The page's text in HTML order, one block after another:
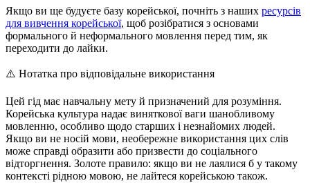
Якщо ви ще будуєте базу корейської, почніть з наших ресурсів
для вивчення корейської, щоб розібратися з основами
формального й неформального мовлення перед тим, як
переходити до лайки.
⚠️ Нотатка про відповідальне використання
Цей гід має навчальну мету й призначений для розуміння.
Корейська культура надає виняткової ваги шанобливому
мовленню, особливо щодо старших і незнайомих людей.
Якщо ви не носій мови, необережне використання цих слів
може справді образити або призвести до соціального
відторгнення. Золоте правило: якщо ви не лаялися б у такому
контексті рідною мовою, не лайтеся корейською також.